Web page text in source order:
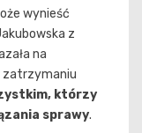
wynieść
z
na
zatrzymaniu
którzy
sprawy.